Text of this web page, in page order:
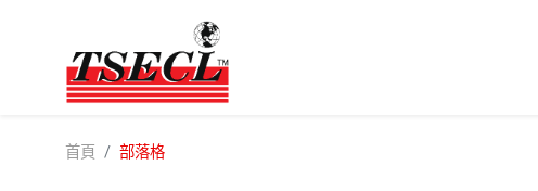
首頁 部落格